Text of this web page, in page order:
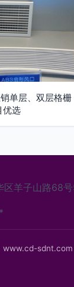
单层、双层格栅
优选
羊子山路68号
www.cd-sdnt.com